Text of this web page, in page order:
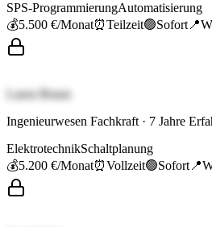
SPS-ProgrammierungAutomatisierung
💰5.500 €/Monat⏰Teilzeit🟢Sofort 📍
Laura Braun
Ingenieurwesen Fachkraft · 7 Jahre
ElektrotechnikSchaltplanung
💰5.200 €/Monat⏰Vollzeit🟢Sofort 📍